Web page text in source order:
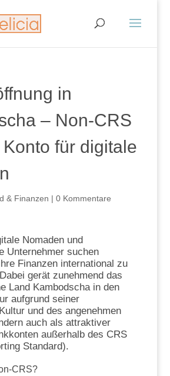
in
– Non-CRS
für digitale
& Finanzen | 0 Kommentare
Nomaden und
Unternehmer suchen
Finanzen international zu
gerät zunehmend das
Land Kambodscha in den
aufgrund seiner
und des angenehmen
auch als attraktiver
außerhalb des CRS
Standard).
CRS?